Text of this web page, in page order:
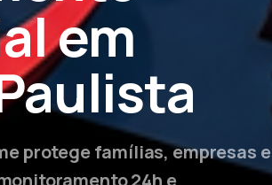
em
protege famílias, empresas e